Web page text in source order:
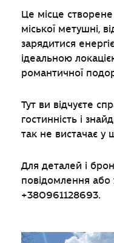
Це місце створене
міської метушні,
зарядитися
ідеальною
романтичної
Тут ви відчуєте
гостинність і
так не вистачає у
Для деталей і
повідомлення
+380961128693.